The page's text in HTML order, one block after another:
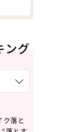
ング
ク落と